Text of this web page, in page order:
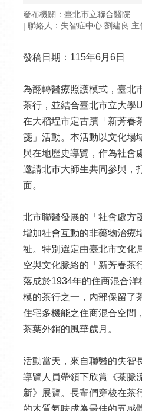
發布機關：臺北市立聯合醫院
聯絡人：失智症中心 劉建良 主
發稿日期：115年6月6日
為翻轉醫療照護模式，臺北
茶行，並結合臺北市立大學
在大稻埕市定古蹟「新芳春
箋」活動。本活動以文化場
與在地歷史導覽，作為社會
邀請北市大師生共同參與，
面。
北市聯醫發展的「社會處方
增加社會互動的非藥物治療
祉。特別選定由臺北市文化
空與文化脈絡的「新芳春茶
落成於1934年的住商混合洋
模的茶行之一，內部保留了
住宅多機能之住商混合空間
茶葉外銷的風華歲月。
活動當天，來自聯醫的失智
導覽人員帶領下欣賞《茶脈
新》展覽。長輩們穿梭在茶